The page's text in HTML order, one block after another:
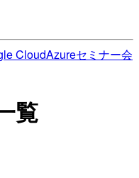
CloudAzureセミナー会
覧